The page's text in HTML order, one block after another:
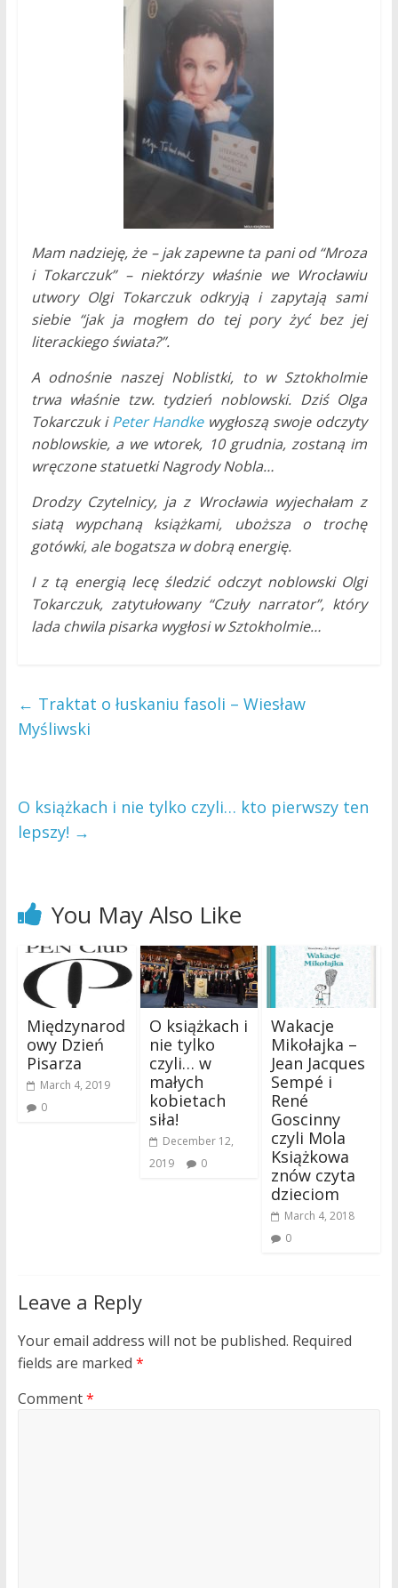
Mam nadzieję, że – jak zapewne ta pani od “Mroza
i Tokarczuk” – niektórzy właśnie we Wrocławiu
utwory Olgi Tokarczuk odkryją i zapytają sami
siebie “jak ja mogłem do tej pory żyć bez jej
literackiego świata?”.
A odnośnie naszej Noblistki, to w Sztokholmie
trwa właśnie tzw. tydzień noblowski. Dziś Olga
Tokarczuk iPeter Handkewygłoszą swoje odczyty
noblowskie, a we wtorek, 10 grudnia, zostaną im
wręczone statuetki Nagrody Nobla…
Drodzy Czytelnicy, ja z Wrocławia wyjechałam z
siatą wypchaną książkami, uboższa o trochę
gotówki, ale bogatsza w dobrą energię.
I z tą energią lecę śledzić odczyt noblowski Olgi
Tokarczuk, zatytułowany “Czuły narrator”, który
lada chwila pisarka wygłosi w Sztokholmie…
← Traktat o łuskaniu fasoli – Wiesław
Myśliwski
O książkach i nie tylko czyli… kto pierwszy ten
lepszy! →
You May Also Like
Międzynarod
owy Dzień
Pisarza
March 4, 2019
0
O książkach i
nie tylko
czyli… w
małych
kobietach
siła!
December 12,
2019
0
Wakacje
Mikołajka –
Jean Jacques
Sempé i
René
Goscinny
czyli Mola
Książkowa
znów czyta
dzieciom
March 4, 2018
0
Leave a Reply
Your email address will not be published. Required
fields are marked *
Comment*